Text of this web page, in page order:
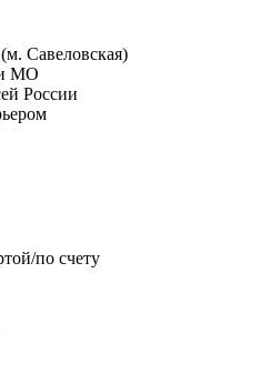
Савеловская)
и МО
России
по счету